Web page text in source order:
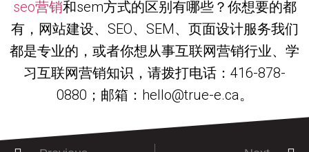
seo营销和sem方式的区别有哪些？你想要的都
有，网站建设、SEO、SEM、页面设计服务我们
都是专业的，或者你想从事互联网营销行业、学
习互联网营销知识，请拨打电话：416-878-
0880；邮箱：hello@true-e.ca。